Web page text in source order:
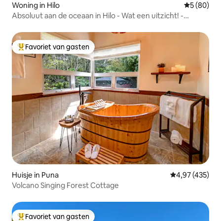
Woning in Hilo
5 (80)
Absoluut aan de oceaan in Hilo - Wat een uitzicht! -
Topfavoriet van gasten
Favoriet van gasten
Huisje in Puna Gemiddelde
4,97 (435)
Volcano Singing Forest Cottage
Favoriet van gasten